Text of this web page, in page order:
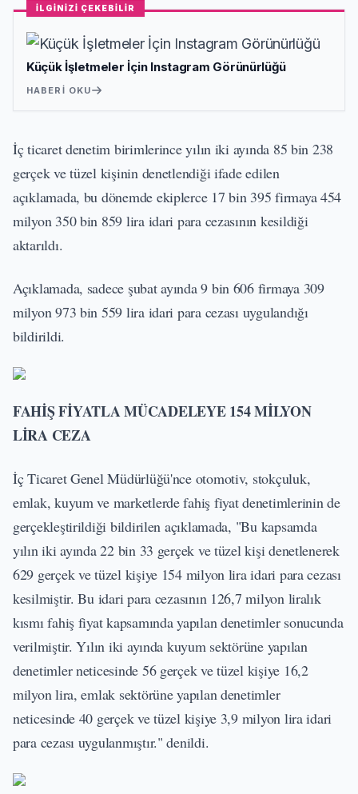
İLGİNİZİ ÇEKEBİLİR
Küçük İşletmeler İçin Instagram Görünürlüğü
HABERI OKU
İç ticaret denetim birimlerince yılın iki ayında 85 bin 238
gerçek ve tüzel kişinin denetlendiği ifade edilen
açıklamada, bu dönemde ekiplerce 17 bin 395 firmaya 454
milyon 350 bin 859 lira idari para cezasının kesildiği
aktarıldı.
Açıklamada, sadece şubat ayında 9 bin 606 firmaya 309
milyon 973 bin 559 lira idari para cezası uygulandığı
bildirildi.
FAHİŞ FİYATLA MÜCADELEYE 154 MİLYON
LİRA CEZA
İç Ticaret Genel Müdürlüğü'nce otomotiv, stokçuluk,
emlak, kuyum ve marketlerde fahiş fiyat denetimlerinin de
gerçekleştirildiği bildirilen açıklamada, "Bu kapsamda
yılın iki ayında 22 bin 33 gerçek ve tüzel kişi denetlenerek
629 gerçek ve tüzel kişiye 154 milyon lira idari para cezası
kesilmiştir. Bu idari para cezasının 126,7 milyon liralık
kısmı fahiş fiyat kapsamında yapılan denetimler sonucunda
verilmiştir. Yılın iki ayında kuyum sektörüne yapılan
denetimler neticesinde 56 gerçek ve tüzel kişiye 16,2
milyon lira, emlak sektörüne yapılan denetimler
neticesinde 40 gerçek ve tüzel kişiye 3,9 milyon lira idari
para cezası uygulanmıştır." denildi.